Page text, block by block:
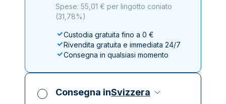
Spese: 55,01 € per lingotto coniato
(31,78%)
Custodia gratuita fino a 0 €
Rivendita gratuita e immediata 24/7
Consegna in qualsiasi momento
Consegna inSvizzera